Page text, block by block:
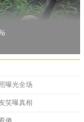
跳到保育员身上伸手
曝光全场
笑曝真相